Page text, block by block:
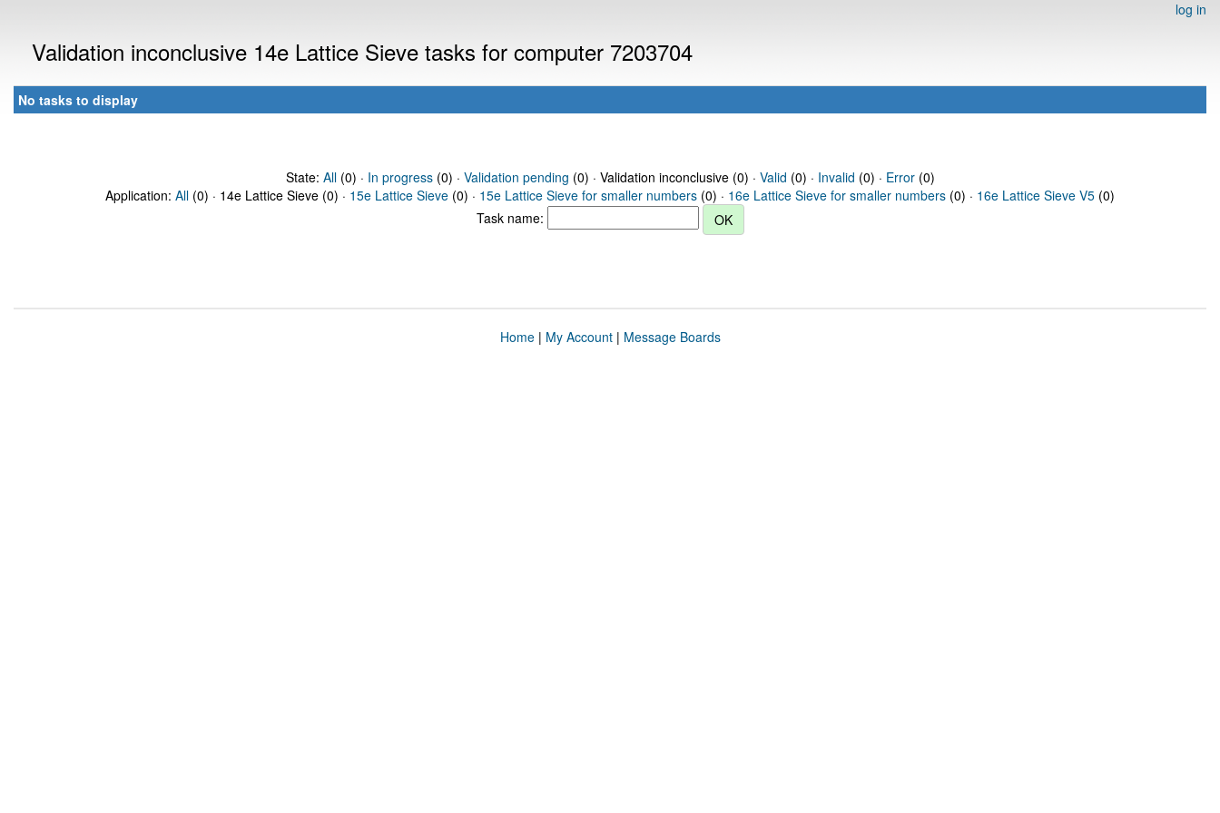
log in
Validation inconclusive 14e Lattice Sieve tasks for computer 7203704
No tasks to display
State: All(0) · In progress(0) · Validation pending (0) · Validation inconclusive (0) · Valid (0) · Invalid (0) · Error(0)
Application: All (0) · 14e Lattice Sieve (0) · 15e Lattice Sieve (0) · 15e Lattice Sieve for smaller numbers (0) · 16e Lattice Sieve for smaller numbers (0) · 16e Lattice Sieve V5 (0)
Task name:
Home| My Account| Message Boards